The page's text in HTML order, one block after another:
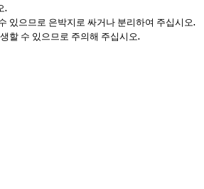
.
있으므로 은박지로 싸거나 분리하여 주십시오.
할 수 있으므로 주의해 주십시오.